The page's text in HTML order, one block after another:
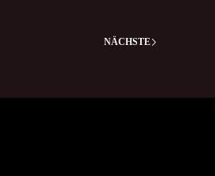
NÄCHSTE